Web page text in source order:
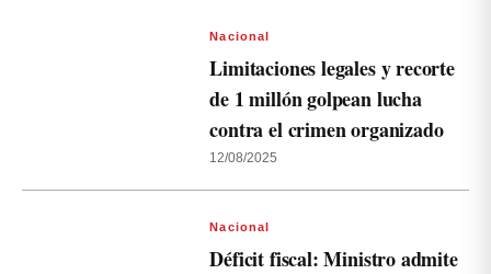
Nacional
Limitaciones legales y recorte
de 1 millón golpean lucha
contra el crimen organizado
12/08/2025
Nacional
Déficit fiscal: Ministro admite